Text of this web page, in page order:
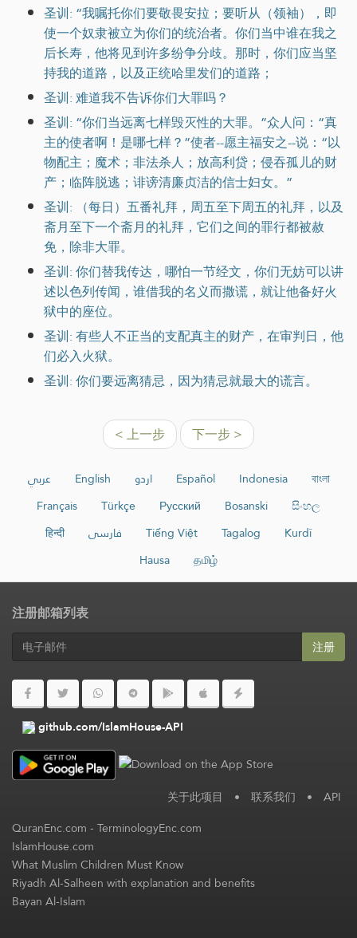
圣训: “我嘱托你们要敬畏安拉；要听从（领袖），即
使一个奴隶被立为你们的统治者。你们当中谁在我之
后长寿，他将见到许多纷争分歧。那时，你们应当坚
持我的道路，以及正统哈里发们的道路；
圣训: 难道我不告诉你们大罪吗？
圣训: “你们当远离七样毁灭性的大罪。”众人问：“真
主的使者啊！是哪七样？”使者--愿主福安之--说：“以
物配主；魔术；非法杀人；放高利贷；侵吞孤儿的财
产；临阵脱逃；诽谤清廉贞洁的信士妇女。”
圣训: （每日）五番礼拜，周五至下周五的礼拜，以及
斋月至下一个斋月的礼拜，它们之间的罪行都被赦
免，除非大罪。
圣训: 你们替我传达，哪怕一节经文，你们无妨可以讲
述以色列传闻，谁借我的名义而撒谎，就让他备好火
狱中的座位。
圣训: 有些人不正当的支配真主的财产，在审判日，他
们必入火狱。
圣训: 你们要远离猜忌，因为猜忌就最大的谎言。
< 上一步 下一步 >
عربي English اردو Español Indonesia
বাংলা
Français
Türkçe Русский Bosanski
සිංහල
हिन्दी
فارسی Tiếng Việt Tagalog
Kurdî
Hausa
தமிழ்
注册邮箱列表
注册
github.com/IslamHouse-API
关于此项目 • 联系我们 • API
QuranEnc.com-TerminologyEnc.com
IslamHouse.com
What Muslim Children Must Know
Riyadh Al-Salheen with explanation and benefits
Bayan Al-Islam